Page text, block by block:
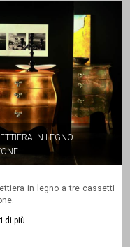
IN LEGNO
in legno a tre cassetti
di più